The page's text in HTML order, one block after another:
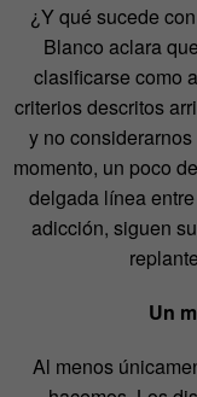
¿Y qué sucede
Blanco aclara
clasificarse como
criterios descritos
y no
momento, un poco
delgada línea
adicción, siguen
Un
Al menos